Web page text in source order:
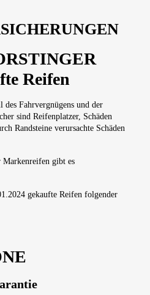
Reifen
Fahrvergnügens und der
sind Reifenplatzer, Schäden
Randsteine verursachte Schäden
Markenreifen gibt es
gekaufte Reifen folgender